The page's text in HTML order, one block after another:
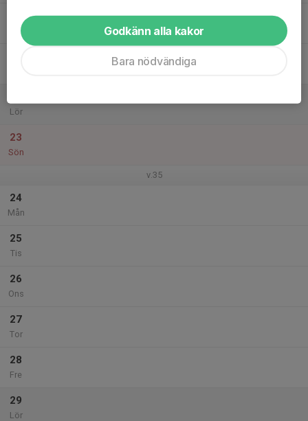
Tor
Lör
23
Sön
v.35
24
Mån
25
Tis
26
Ons
27
Tor
28
Fre
29
Lör
Godkänn alla kakor
Bara nödvändiga